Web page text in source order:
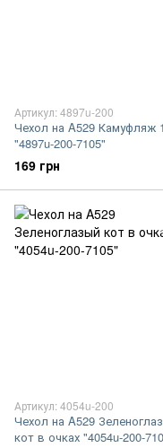
Артикул: 4897u-200
Чехол на A529 Камуфляж 1
"4897u-200-7105"
169 грн
Артикул: 4054u-200
Чехол на A529
кот в очках "4054u-200-